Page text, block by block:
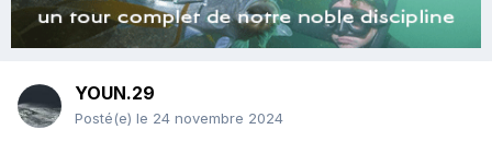
YOUN.29
Posté(e) le 24 novembre 2024